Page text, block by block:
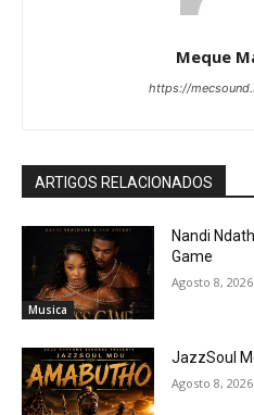
Meque
https://
ARTIGOS RELACIONADOS
Musica
Nandi
Game
Agosto 8, 2026
JazzSoul
Agosto 8, 2026